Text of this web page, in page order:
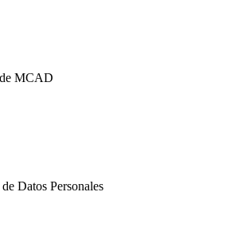
MCAD
Datos Personales